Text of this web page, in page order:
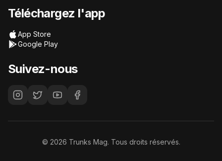
Téléchargez l'app
App Store
Google Play
Suivez-nous
© 2026 Trunks Mag. Tous droits réservés.